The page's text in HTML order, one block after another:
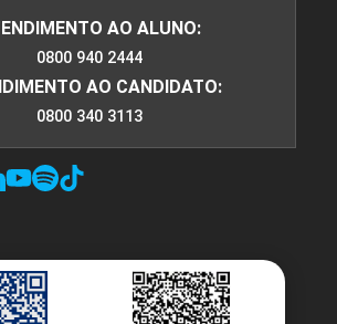
AO ALUNO:
0800 940 2444
AO CANDIDATO:
0800 340 3113